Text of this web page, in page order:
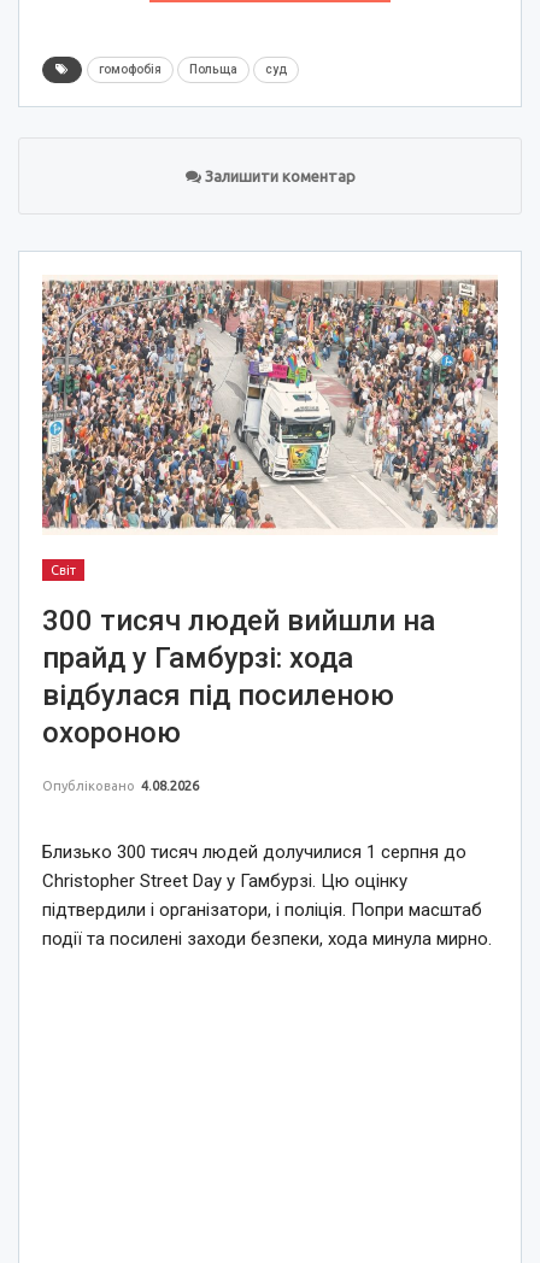
гомофобія Польща суд
Залишити коментар
Світ
300 тисяч людей вийшли на
прайд у Гамбурзі: хода
відбулася під посиленою
охороною
Опубліковано 4.08.2026
Близько 300 тисяч людей долучилися 1 серпня до
Christopher Street Day у Гамбурзі. Цю оцінку
підтвердили і організатори, і поліція. Попри масштаб
події та посилені заходи безпеки, хода минула мирно.